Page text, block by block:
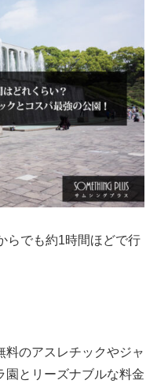
らでも約1時間ほどで行
料のアスレチックやジャ
園とリーズナブルな料金